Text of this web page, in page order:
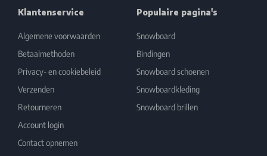
Klantenservice
Algemene voorwaarden
Betaalmethoden
Privacy- en cookiebeleid
Verzenden
Retourneren
Account login
Contact opnemen
Populaire pagina's
Snowboard
Bindingen
Snowboard schoenen
Snowboardkleding
Snowboard brillen